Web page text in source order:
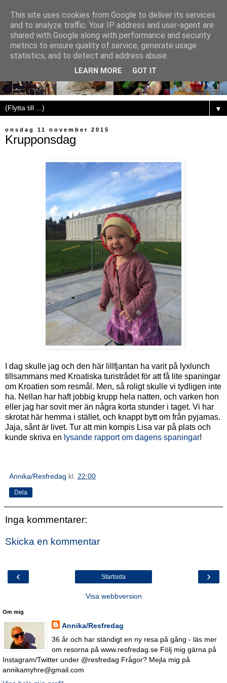
▼
onsdag 11 november 2015
Krupponsdag
I dag skulle jag och den här lillfjantan ha varit på lyxlunch
tillsammans med Kroatiska turistrådet för att få lite spaningar
om Kroatien som resmål. Men, så roligt skulle vi tydligen inte
ha. Nellan har haft jobbig krupp hela natten, och varken hon
eller jag har sovit mer än några korta stunder i taget. Vi har
skrotat här hemma i stället, och knappt bytt om från pyjamas.
Jaja, sånt är livet. Tur att min kompis Lisa var på plats och
kunde skriva en lysande rapport om dagens spaningar!
Annika/Resfredag kl. 22:00
Dela
Inga kommentarer:
Skicka en kommentar
‹ ›
Startsida
Visa webbversion
Om mig
Annika/Resfredag
36 år och har ständigt en ny resa på gång - läs mer
om resorna på www.resfredag.se Följ mig gärna på
Instagram/Twitter under @resfredag Frågor? Mejla mig på
annikamyhre@gmail.com
This site uses cookies from Google to deliver its services
and to analyze traffic. Your IP address and user-agent are
shared with Google along with performance and security
metrics to ensure quality of service, generate usage
statistics, and to detect and address abuse.
LEARN MORE GOT IT